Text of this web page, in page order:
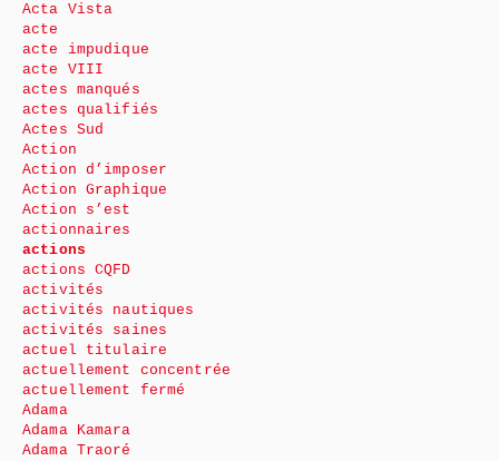
Acta Vista
acte
acte impudique
acte VIII
actes manqués
actes qualifiés
Actes Sud
Action
Action d’imposer
Action Graphique
Action s’est
actionnaires
actions
actions CQFD
activités
activités nautiques
activités saines
actuel titulaire
actuellement concentrée
actuellement fermé
Adama
Adama Kamara
Adama Traoré